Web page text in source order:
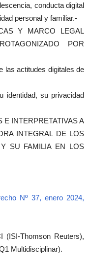
conducta digital
personal y familiar.-
Y MARCO LEGAL
POR
las actitudes digitales de
identidad, su privacidad
E INTERPRETATIVAS A
INTEGRAL DE LOS
Y SU FAMILIA EN LOS
Nº 37, enero 2024,
(ISI-Thomson Reuters),
Multidisciplinar).